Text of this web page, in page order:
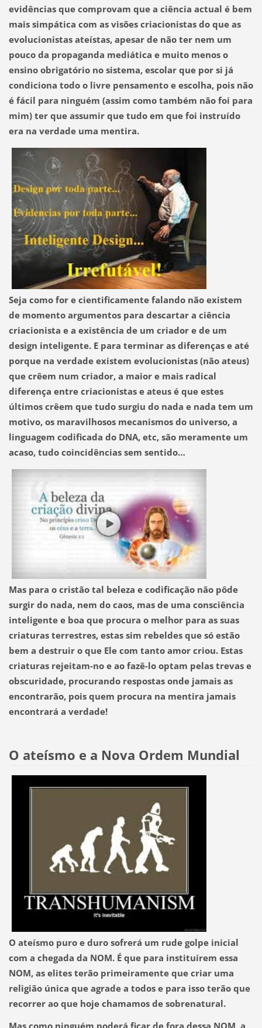
evidências que comprovam que a ciência actual é bem
mais simpática com as visões criacionistas do que as
evolucionistas ateístas, apesar de não ter nem um
pouco da propaganda mediática e muito menos o
ensino obrigatório no sistema, escolar que por si já
condiciona todo o livre pensamento e escolha, pois não
é fácil para ninguém (assim como também não foi para
mim) ter que assumir que tudo em que foi instruído
era na verdade uma mentira.
Seja como for e cientificamente falando não existem
de momento argumentos para descartar a ciência
criacionista e a existência de um criador e de um
design inteligente. E para terminar as diferenças e até
porque na verdade existem evolucionistas (não ateus)
que crêem num criador, a maior e mais radical
diferença entre criacionistas e ateus é que estes
últimos crêem que tudo surgiu do nada e nada tem um
motivo, os maravilhosos mecanismos do universo, a
linguagem codificada do DNA, etc, são meramente um
acaso, tudo coincidências sem sentido…
Mas para o cristão tal beleza e codificação não pôde
surgir do nada, nem do caos, mas de uma consciência
inteligente e boa que procura o melhor para as suas
criaturas terrestres, estas sim rebeldes que só estão
bem a destruir o que Ele com tanto amor criou. Estas
criaturas rejeitam-no e ao fazê-lo optam pelas trevas e
obscuridade, procurando respostas onde jamais as
encontrarão, pois quem procura na mentira jamais
encontrará a verdade!
O ateísmo e a Nova Ordem Mundial
O ateísmo puro e duro sofrerá um rude golpe inicial
com a chegada da NOM. É que para instituírem essa
NOM, as elites terão primeiramente que criar uma
religião única que agrade a todos e para isso terão que
recorrer ao que hoje chamamos de sobrenatural.
Mas como ninguém poderá ficar de fora dessa NOM, a